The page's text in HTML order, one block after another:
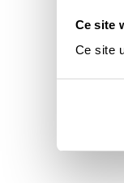
Ce site
Ce site